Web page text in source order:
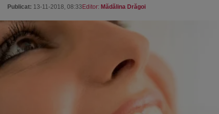
Publicat: 13-11-2018, 08:33 Editor: Mădălina Drăgoi